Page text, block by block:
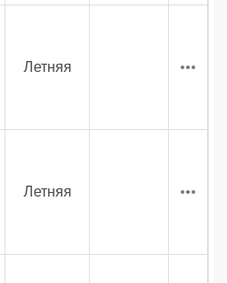
Летняя
Летняя